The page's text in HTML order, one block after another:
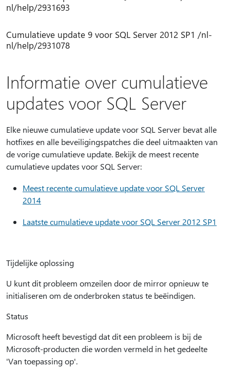
nl/help/2931693
Cumulatieve update 9 voor SQL Server 2012 SP1 /nl-
nl/help/2931078
Informatie over cumulatieve
updates voor SQL Server
Elke nieuwe cumulatieve update voor SQL Server bevat alle
hotfixes en alle beveiligingspatches die deel uitmaakten van
de vorige cumulatieve update. Bekijk de meest recente
cumulatieve updates voor SQL Server:
Meest recente cumulatieve update voor SQL Server
2014
Laatste cumulatieve update voor SQL Server 2012 SP1
Tijdelijke oplossing
U kunt dit probleem omzeilen door de mirror opnieuw te
initialiseren om de onderbroken status te beëindigen.
Status
Microsoft heeft bevestigd dat dit een probleem is bij de
Microsoft-producten die worden vermeld in het gedeelte
'Van toepassing op'.